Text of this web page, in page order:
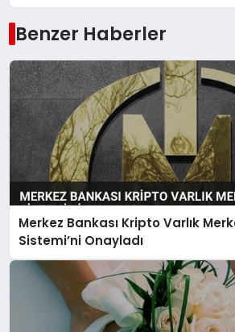
Benzer Haberler
Merkez Bankası Kripto Varlık
Sistemi’ni Onayladı